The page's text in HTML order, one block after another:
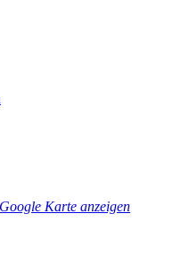
Google Karte anzeigen